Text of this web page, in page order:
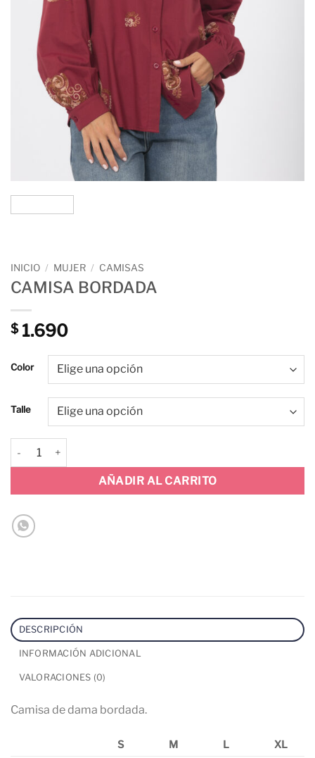
INICIO / MUJER / CAMISAS
CAMISA BORDADA
$1.690
Color
Talle
CAMISA BORDADA cantidad
AÑADIR AL CARRITO
DESCRIPCIÓN
INFORMACIÓN ADICIONAL
VALORACIONES (0)
Camisa de dama bordada.
S M L
XL